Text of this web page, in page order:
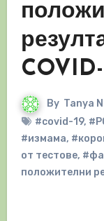
By Tanya
#covid-19,
#измама,
от тестове,
положителни